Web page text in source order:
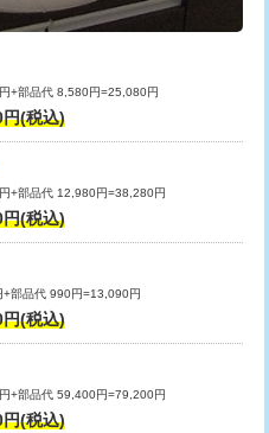
)
銅
)
し作
） 55,000円
ｍ超
作業）
掃・修
業）
22,000円
掃・修
作業）
33,000円
キ
ッキ
16,500円+材料費
+部品代 8,580円=25,080円
(税込)
+部品代 12,980円=38,280円
(税込)
部品代 990円=13,090円
(税込)
+部品代 59,400円=79,200円
(税込)